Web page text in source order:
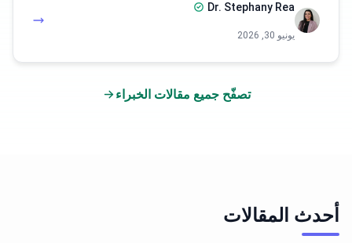
Dr. Stephany Rea
يونيو 30, 2026
تصفّح جميع مقالات الخبراء
أحدث المقالات